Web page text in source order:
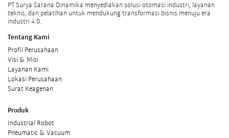
PT Surya Sarana Dinamika menyediakan solusi otomasi industri, layanan
teknis, dan pelatihan untuk mendukung transformasi bisnis menuju era
industri 4.0.
Tentang Kami
Profil Perusahaan
Visi & Misi
Layanan Kami
Lokasi Perusahaan
Surat Keagenan
Produk
Industrial Robot
Pneumatic & Vacuum